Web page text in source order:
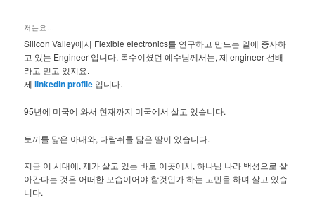
저는요…
Silicon Valley에서 Flexible electronics를 연구하고 만드는 일에 종사하
고 있는 Engineer 입니다. 목수이셨던 예수님께서는, 제 engineer 선배
라고 믿고 있지요.
제linkedin profile 입니다.
95년에 미국에 와서 현재까지 미국에서 살고 있습니다.
토끼를 닮은 아내와, 다람쥐를 닮은 딸이 있습니다.
지금 이 시대에, 제가 살고 있는 바로 이곳에서, 하나님 나라 백성으로 살
아간다는 것은 어떠한 모습이어야 할것인가 하는 고민을 하며 살고 있습
니다.